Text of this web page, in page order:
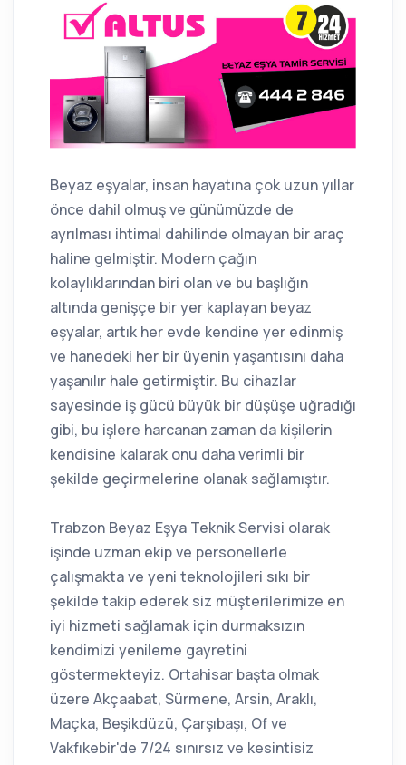
Beyaz eşyalar, insan hayatına çok uzun yıllar
önce dahil olmuş ve günümüzde de
ayrılması ihtimal dahilinde olmayan bir araç
haline gelmiştir. Modern çağın
kolaylıklarından biri olan ve bu başlığın
altında genişçe bir yer kaplayan beyaz
eşyalar, artık her evde kendine yer edinmiş
ve hanedeki her bir üyenin yaşantısını daha
yaşanılır hale getirmiştir. Bu cihazlar
sayesinde iş gücü büyük bir düşüşe uğradığı
gibi, bu işlere harcanan zaman da kişilerin
kendisine kalarak onu daha verimli bir
şekilde geçirmelerine olanak sağlamıştır.
Trabzon Beyaz Eşya Teknik Servisi olarak
işinde uzman ekip ve personellerle
çalışmakta ve yeni teknolojileri sıkı bir
şekilde takip ederek siz müşterilerimize en
iyi hizmeti sağlamak için durmaksızın
kendimizi yenileme gayretini
göstermekteyiz. Ortahisar başta olmak
üzere Akçaabat, Sürmene, Arsin, Araklı,
Maçka, Beşikdüzü, Çarşıbaşı, Of ve
Vakfıkebir'de 7/24 sınırsız ve kesintisiz